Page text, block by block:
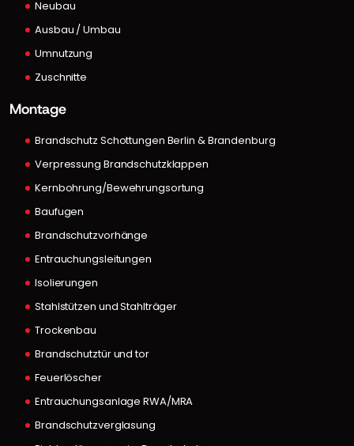
Neubau
Ausbau / Umbau
Umnutzung
Zuschnitte
Montage
Brandschutz Schottungen Berlin & Brandenburg
Verpressung Brandschutzklappen
Kernbohrung/Bewehrungsortung
Baufugen
Brandschutzvorhänge
Entrauchungsleitungen
Isolierungen
Stahlstützen und Stahlträger
Trockenbau
Brandschutztür und tor
Feuerlöscher
Entrauchungsanlage RWA/MRA
Brandschutzverglasung